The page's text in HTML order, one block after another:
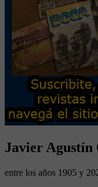
Javier Agustín
entre los años 1905 y